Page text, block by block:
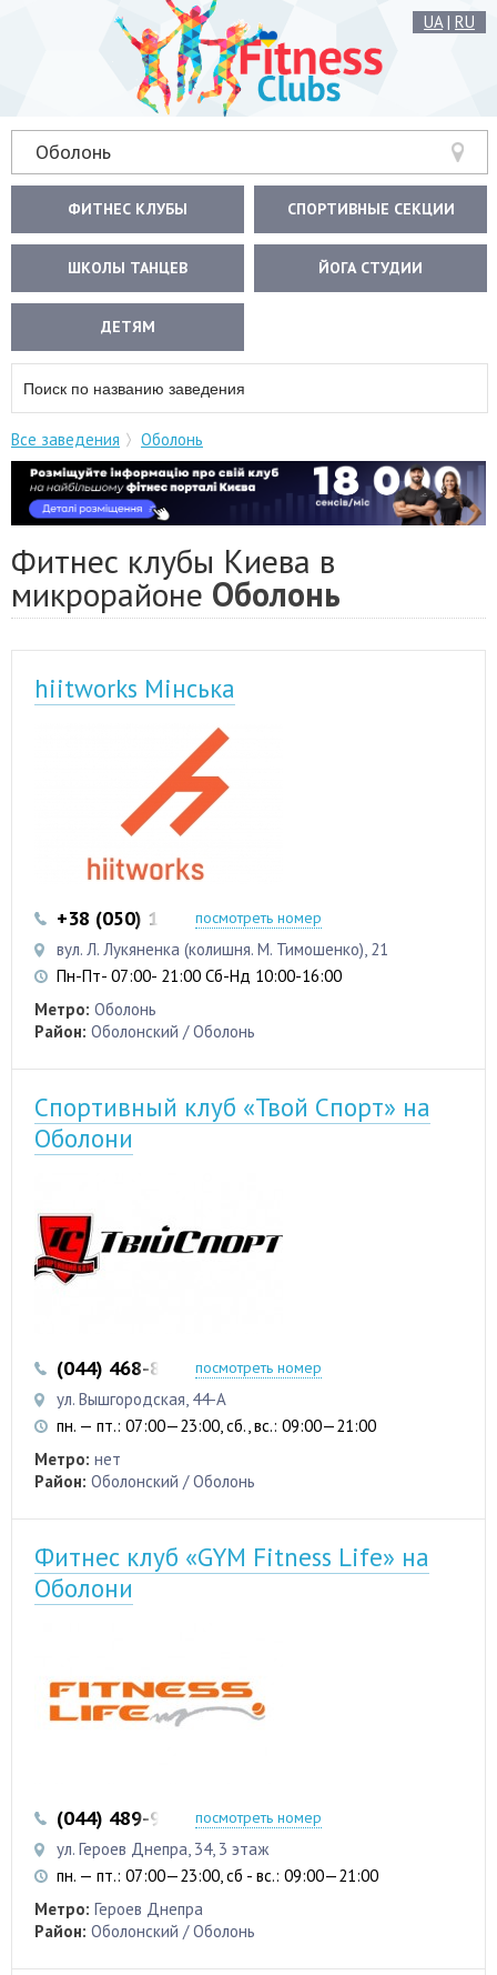
UA| RU
Оболонь
ФИТНЕС КЛУБЫ СПОРТИВНЫЕ СЕКЦИИ
ШКОЛЫ ТАНЦЕВ ЙОГА СТУДИИ
ДЕТЯМ
Все заведения Оболонь
Фитнес клубы Киева в
микрорайоне Оболонь
hiitworks Мінська
+38 (050) 103 22 22 +38 (050) 103 22 22
посмотреть номер
вул. Л. Лукяненка (колишня. М. Тимошенко), 21
Пн-Пт- 07:00- 21:00 Сб-Нд 10:00-16:00
Метро: Оболонь
Район: Оболонский / Оболонь
Спортивный клуб «Твой Спорт» на
Оболони
(044) 468-83-33посмотреть номер
ул. Вышгородская, 44-А
пн. — пт.: 07:00—23:00, сб., вс.: 09:00—21:00
Метро: нет
Район: Оболонский / Оболонь
Фитнес клуб «GYM Fitness Life» на
Оболони
(044) 489-98-88посмотреть номер
ул. Героев Днепра, 34, 3 этаж
пн. — пт.: 07:00—23:00, сб - вс.: 09:00—21:00
Метро: Героев Днепра
Район: Оболонский / Оболонь